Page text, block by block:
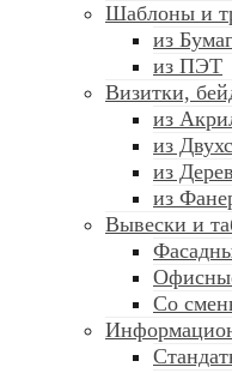
Шаблоны и
из
из ПЭТ
Визитки,
из
из
из
из
Вывески и
Со